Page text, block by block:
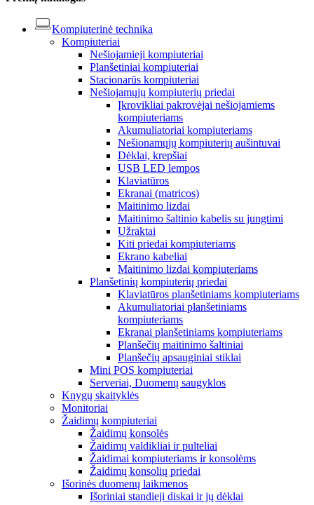
Kompiuterinė technika
Kompiuteriai
Nešiojamieji kompiuteriai
Planšetiniai kompiuteriai
Stacionarūs kompiuteriai
Nešiojamųjų kompiuterių priedai
Įkrovikliai pakrovėjai nešiojamiems
kompiuteriams
Akumuliatoriai kompiuteriams
Nešionamųjų kompiuterių aušintuvai
Dėklai, krepšiai
USB LED lempos
Klaviatūros
Ekranai (matricos)
Maitinimo lizdai
Maitinimo šaltinio kabelis su jungtimi
Užraktai
Kiti priedai kompiuteriams
Ekrano kabeliai
Maitinimo lizdai kompiuteriams
Planšetinių kompiuterių priedai
Klaviatūros planšetiniams kompiuteriams
Akumuliatoriai planšetiniams
kompiuteriams
Ekranai planšetiniams kompiuteriams
Planšečių maitinimo šaltiniai
Planšečių apsauginiai stiklai
Mini POS kompiuteriai
Serveriai, Duomenų saugyklos
Knygų skaityklės
Monitoriai
Žaidimų kompiuteriai
Žaidimų konsolės
Žaidimų valdikliai ir pulteliai
Žaidimai kompiuteriams ir konsolėms
Žaidimų konsolių priedai
Išorinės duomenų laikmenos
Išoriniai standieji diskai ir jų dėklai